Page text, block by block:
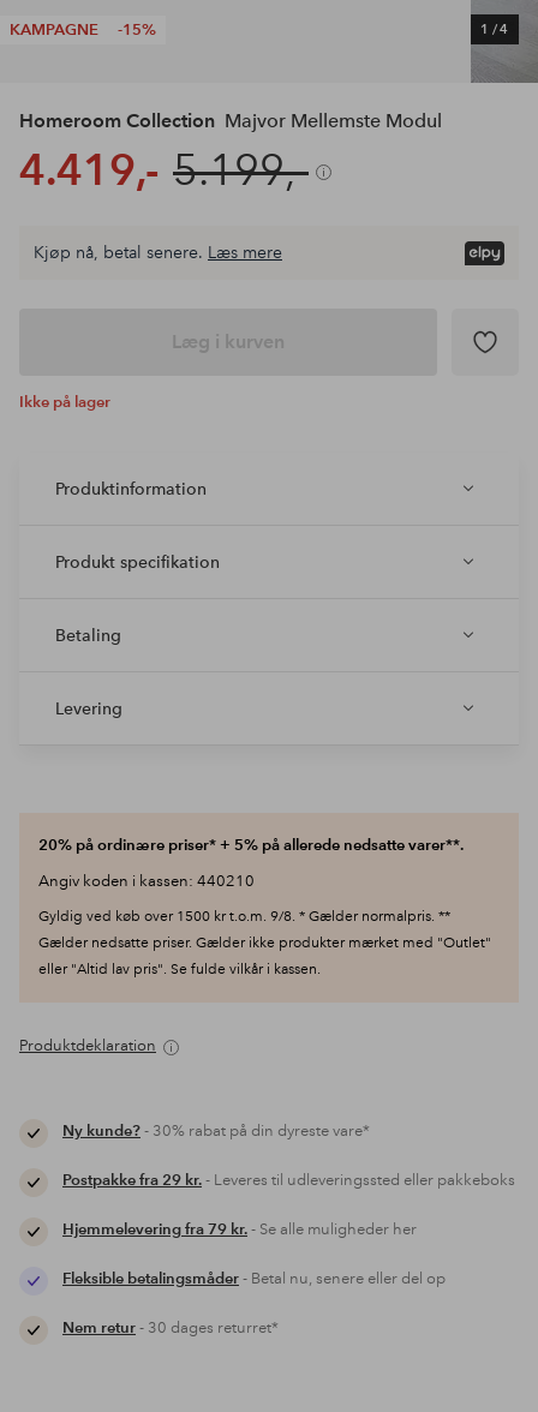
KAMPAGNE -15% 1 /4
Homeroom Collection Majvor Mellemste Modul
4.419,- 5.199,-
Kjøp nå, betal senere. Læs mere
Læg i kurven
Ikke på lager
Produktinformation
Produkt specifikation
Betaling
Levering
20% på ordinære priser* + 5% på allerede nedsatte varer**.
Angiv koden i kassen: 440210
Gyldig ved køb over 1500 kr t.o.m. 9/8. * Gælder normalpris. **
Gælder nedsatte priser. Gælder ikke produkter mærket med "Outlet"
eller "Altid lav pris". Se fulde vilkår i kassen.
Produktdeklaration
Ny kunde?- 30% rabat på din dyreste vare*
Postpakke fra 29 kr.- Leveres til udleveringssted eller pakkeboks
Hjemmelevering fra 79 kr.- Se alle muligheder her
Fleksible betalingsmåder- Betal nu, senere eller del op
Nem retur- 30 dages returret*